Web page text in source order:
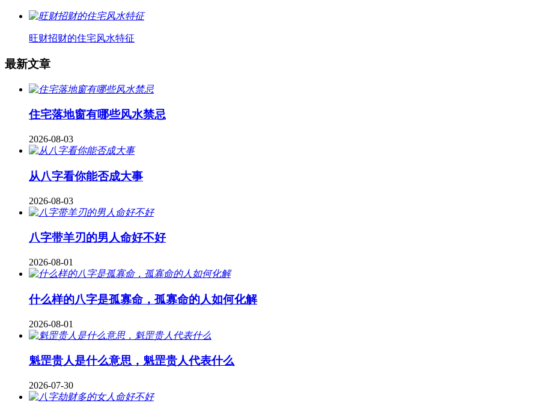
旺财招财的住宅风水特征
最新文章
住宅落地窗有哪些风水禁忌
2026-08-03
从八字看你能否成大事
2026-08-03
八字带羊刃的男人命好不好
2026-08-01
什么样的八字是孤寡命，孤寡命的人如何化解
2026-08-01
魁罡贵人是什么意思，魁罡贵人代表什么
2026-07-30